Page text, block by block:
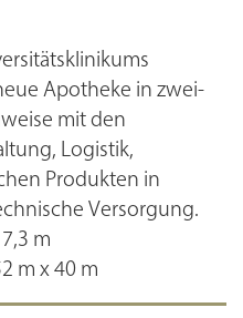
Apotheke in zwei-
mit den
Logistik,
Produkten in
Versorgung.
m
m x 40 m